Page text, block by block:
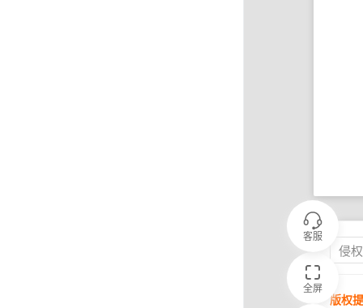
客服
全屏
侵
版权